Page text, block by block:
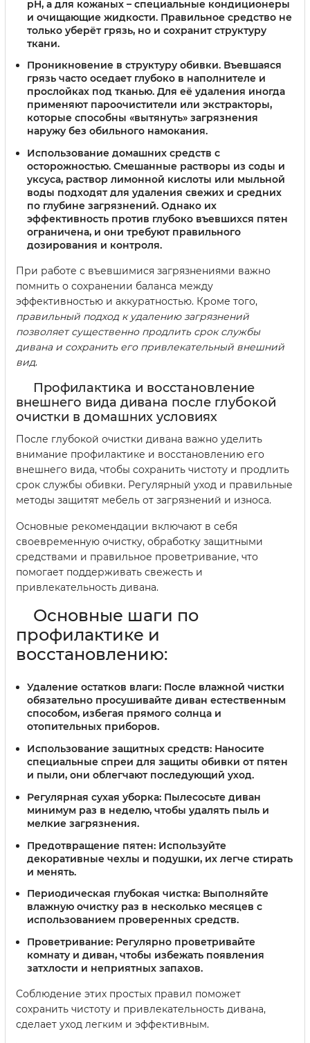
pH, а для кожаных – специальные кондиционеры
и очищающие жидкости. Правильное средство не
только уберёт грязь, но и сохранит структуру
ткани.
Проникновение в структуру обивки. Въевшаяся
грязь часто оседает глубоко в наполнителе и
прослойках под тканью. Для её удаления иногда
применяют пароочистители или экстракторы,
которые способны «вытянуть» загрязнения
наружу без обильного намокания.
Использование домашних средств с
осторожностью. Смешанные растворы из соды и
уксуса, раствор лимонной кислоты или мыльной
воды подходят для удаления свежих и средних
по глубине загрязнений. Однако их
эффективность против глубоко въевшихся пятен
ограничена, и они требуют правильного
дозирования и контроля.
При работе с въевшимися загрязнениями важно
помнить о сохранении баланса между
эффективностью и аккуратностью. Кроме того,
правильный подход к удалению загрязнений
позволяет существенно продлить срок службы
дивана и сохранить его привлекательный внешний
вид.
Профилактика и восстановление
внешнего вида дивана после глубокой
очистки в домашних условиях
После глубокой очистки дивана важно уделить
внимание профилактике и восстановлению его
внешнего вида, чтобы сохранить чистоту и продлить
срок службы обивки. Регулярный уход и правильные
методы защитят мебель от загрязнений и износа.
Основные рекомендации включают в себя
своевременную очистку, обработку защитными
средствами и правильное проветривание, что
помогает поддерживать свежесть и
привлекательность дивана.
Основные шаги по
профилактике и
восстановлению:
Удаление остатков влаги: После влажной чистки
обязательно просушивайте диван естественным
способом, избегая прямого солнца и
отопительных приборов.
Использование защитных средств: Наносите
специальные спреи для защиты обивки от пятен
и пыли, они облегчают последующий уход.
Регулярная сухая уборка: Пылесосьте диван
минимум раз в неделю, чтобы удалять пыль и
мелкие загрязнения.
Предотвращение пятен: Используйте
декоративные чехлы и подушки, их легче стирать
и менять.
Периодическая глубокая чистка: Выполняйте
влажную очистку раз в несколько месяцев с
использованием проверенных средств.
Проветривание: Регулярно проветривайте
комнату и диван, чтобы избежать появления
затхлости и неприятных запахов.
Соблюдение этих простых правил поможет
сохранить чистоту и привлекательность дивана,
сделает уход легким и эффективным.